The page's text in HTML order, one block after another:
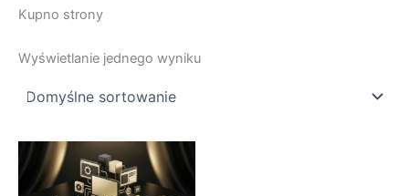
Kupno strony
Wyświetlanie jednego wyniku